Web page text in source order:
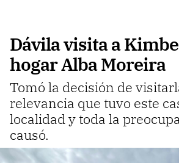
Dávila visita a
hogar Alba Moreira
Tomó la decisión de
relevancia que tuvo este
localidad y toda la
causó.